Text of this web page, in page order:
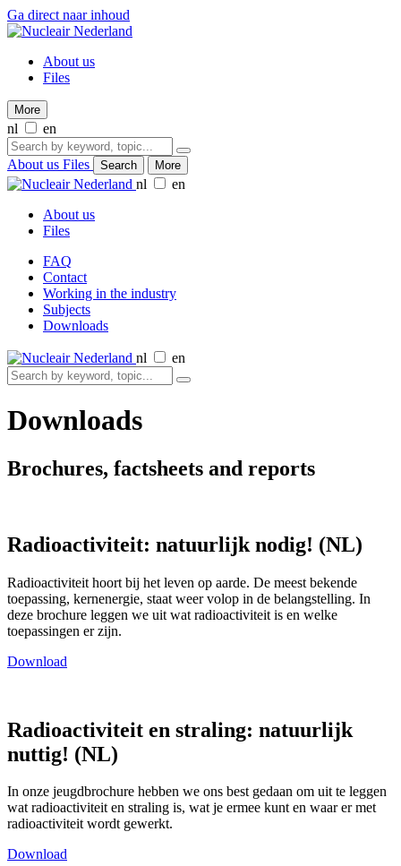
Ga direct naar inhoud
About us
Files
More
nl en
About us Files Search More
nl
en
About us
Files
FAQ
Contact
Working in the industry
Subjects
Downloads
nl en
Downloads
Brochures, factsheets and reports
Radioactiviteit: natuurlijk nodig! (NL)
Radioactiviteit hoort bij het leven op aarde. De meest bekende
toepassing, kernenergie, staat weer volop in de belangstelling. In
deze brochure leggen we uit wat radioactiviteit is en welke
toepassingen er zijn.
Download
Radioactiviteit en straling: natuurlijk
nuttig! (NL)
In onze jeugdbrochure hebben we ons best gedaan om uit te leggen
wat radioactiviteit en straling is, wat je ermee kunt en waar er met
radioactiviteit wordt gewerkt.
Download